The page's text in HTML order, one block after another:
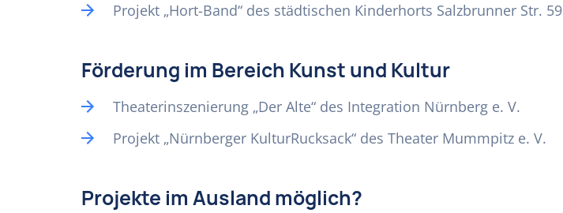
Projekt „Hort-Band“ des städtischen Kinderhorts Salzbrunner Str.
Förderung im Bereich Kunst und Kultur
Theaterinszenierung „Der Alte“ des Integration Nürnberg e. V.
Projekt „Nürnberger KulturRucksack“ des Theater Mummpitz e. V.
Projekte im Ausland möglich?